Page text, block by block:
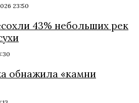
23:50
43% небольших рек
обнажила «камни